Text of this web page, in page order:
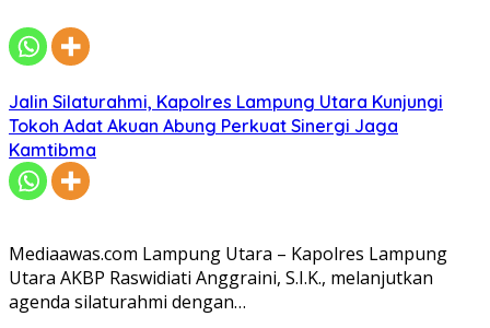
Jalin Silaturahmi, Kapolres Lampung Utara Kunjungi
Tokoh Adat Akuan Abung Perkuat Sinergi Jaga
Kamtibma
Mediaawas.com Lampung Utara – Kapolres Lampung
Utara AKBP Raswidiati Anggraini, S.I.K., melanjutkan
agenda silaturahmi dengan…